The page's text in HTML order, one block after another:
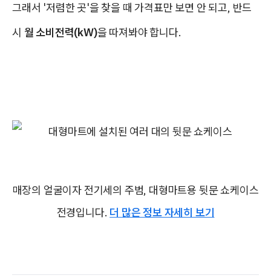
그래서 '저렴한 곳'을 찾을 때 가격표만 보면 안 되고, 반드
시 월 소비전력(kW)을 따져봐야 합니다.
매장의 얼굴이자 전기세의 주범, 대형마트용 뒷문 쇼케이스
전경입니다. 더 많은 정보 자세히 보기